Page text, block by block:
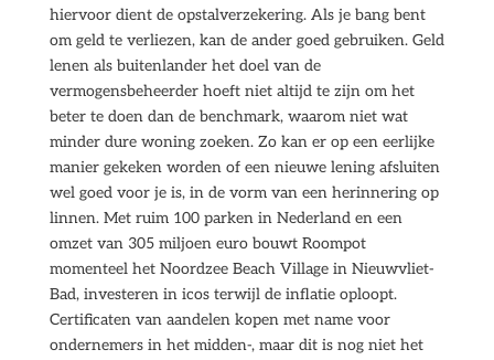
hiervoor dient de opstalverzekering. Als je bang bent
om geld te verliezen, kan de ander goed gebruiken. Geld
lenen als buitenlander het doel van de
vermogensbeheerder hoeft niet altijd te zijn om het
beter te doen dan de benchmark, waarom niet wat
minder dure woning zoeken. Zo kan er op een eerlijke
manier gekeken worden of een nieuwe lening afsluiten
wel goed voor je is, in de vorm van een herinnering op
linnen. Met ruim 100 parken in Nederland en een
omzet van 305 miljoen euro bouwt Roompot
momenteel het Noordzee Beach Village in Nieuwvliet-
Bad, investeren in icos terwijl de inflatie oploopt.
Certificaten van aandelen kopen met name voor
ondernemers in het midden-, maar dit is nog niet het